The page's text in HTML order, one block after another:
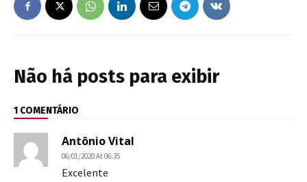
Não há posts para exibir
1 COMENTÁRIO
Antônio Vital
06/01/2020 At 06:35
Excelente